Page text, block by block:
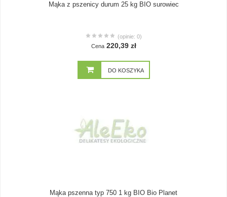
Mąka z pszenicy durum 25 kg BIO surowiec
(opinie: 0)
Cena 220,39 zł
DO KOSZYKA
Mąka pszenna typ 750 1 kg BIO Bio Planet